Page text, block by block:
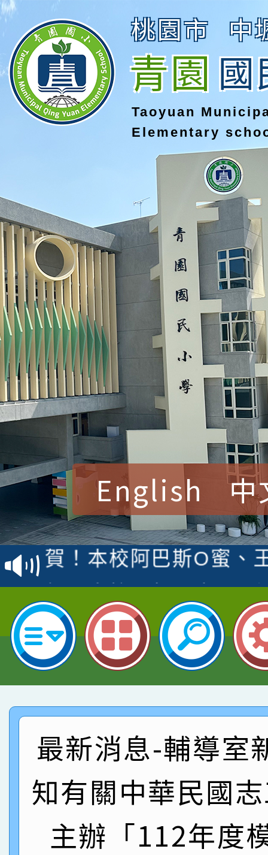
桃園市 中
青園國
Taoyuan
Elementary
English 中
賀！本校參加桃園市中
賽 洪綺君教師榮獲社
名
賀！本校阿巴斯O蜜、
倩參加桃園市科展 國
名 指導老師王老師、
賀！本校四年二班張O
園市英語競賽國小朗讀
指導老師林老師
賀！本校參加桃園市中
賽 劉文瑛教師榮獲教
臺灣台語-第二名
賀！本校參與2026世
市賽榮獲科學小創客佳
創客第三名。
賀！本校參加桃園市中
賽 洪綺君教師榮獲社
名
賀！本校阿巴斯O蜜、
倩參加桃園市科展 國
名 指導老師王老師、
賀！本校四年二班張O
園市英語競賽國小朗讀
指導老師林老師
賀！本校參加桃園市中
賽 劉文瑛教師榮獲教
賀！本校參與2026世
最新消息-輔導室
知有關中華民國
主辦「112年度